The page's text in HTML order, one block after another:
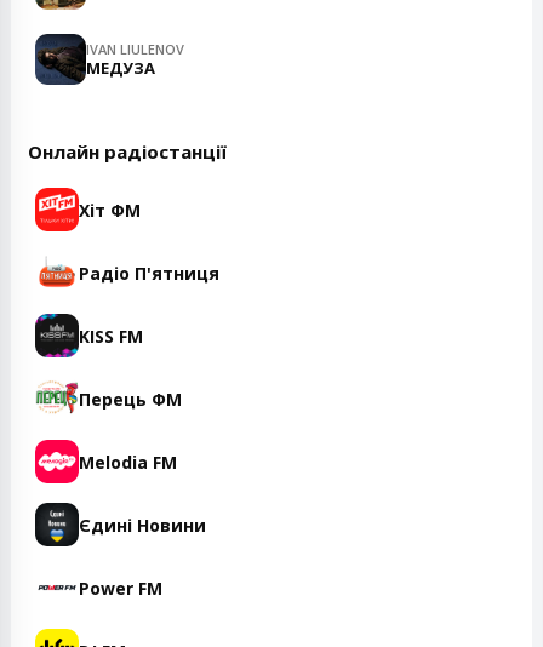
IVAN LIULENOV
МЕДУЗА
Онлайн радіостанції
Хіт ФМ
Радіо П'ятниця
KISS FM
Перець ФМ
Melodia FM
Єдині Новини
Power FM